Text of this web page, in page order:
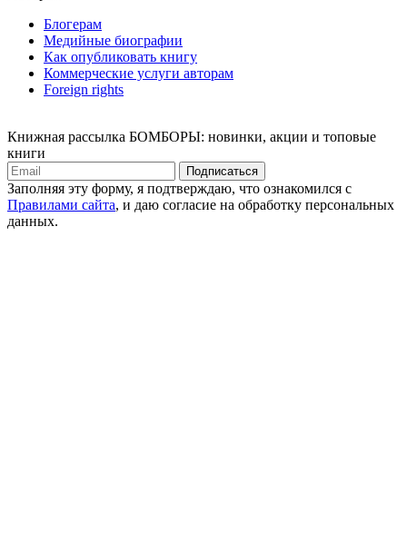
Блогерам
Медийные биографии
Как опубликовать книгу
Коммерческие услуги авторам
Foreign rights
Книжная рассылка БОМБОРЫ: новинки, акции и топовые
книги
Подписаться
Заполняя эту форму, я подтверждаю, что ознакомился с
Правилами сайта, и даю согласие на обработку персональных
данных.